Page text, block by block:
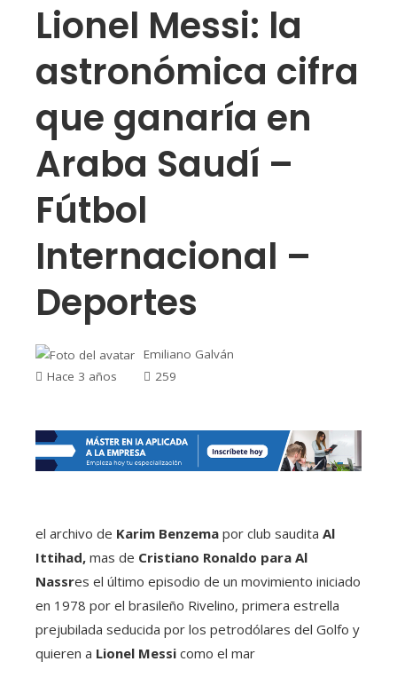
Lionel Messi: la
astronómica cifra
que ganaría en
Araba Saudí –
Fútbol
Internacional –
Deportes
Emiliano Galván
Hace 3 años
259
el archivo de Karim Benzema por club saudita Al
Ittihad, mas de Cristiano Ronaldo para Al
Nassres el último episodio de un movimiento iniciado
en 1978 por el brasileño Rivelino, primera estrella
prejubilada seducida por los petrodólares del Golfo y
quieren a Lionel Messi como el mar